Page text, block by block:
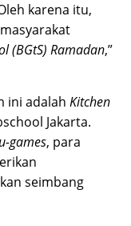
karena itu,
(BGtS) Ramadan,”
ini adalahKitchen
Jakarta.
games, para
seimbang